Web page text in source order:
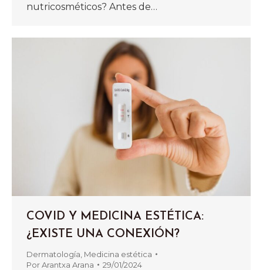
nutricosméticos? Antes de…
COVID Y MEDICINA ESTÉTICA:
¿EXISTE UNA CONEXIÓN?
Dermatología Medicina estética
PorArantxa Arana 29/01/2024